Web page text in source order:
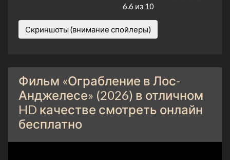
6.6 из 10
Скриншоты (внимание спойлеры)
Фильм «Ограбление в Лос-
Анджелесе» (2026) в отличном
HD качестве смотреть онлайн
бесплатно